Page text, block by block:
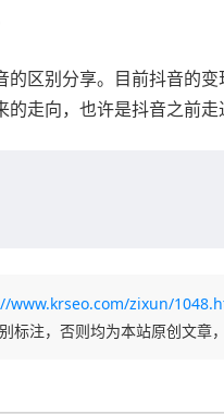
区别分享。目前抖音的
走向，也许是抖音之前
www.krseo.com/zixun/
标注，否则均为本站原创文章